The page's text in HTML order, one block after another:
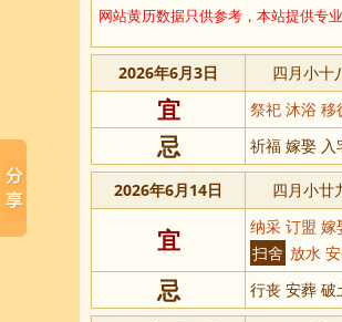
网站黄历数据只供参考，本站提供专
2026年6月3日 四月小十
宜 祭祀 沐浴 移
忌 祈福 嫁娶 入
2026年6月14日 四月小廿
宜
纳采 订盟 嫁
扫舍 放水
忌 行丧 安葬 破